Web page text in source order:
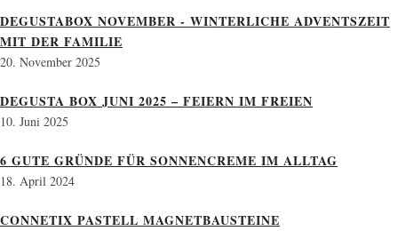
DEGUSTABOX NOVEMBER - WINTERLICHE ADVENTSZEIT
MIT DER FAMILIE
20. November 2025
DEGUSTA BOX JUNI 2025 – FEIERN IM FREIEN
10. Juni 2025
6 GUTE GRÜNDE FÜR SONNENCREME IM ALLTAG
18. April 2024
CONNETIX PASTELL MAGNETBAUSTEINE